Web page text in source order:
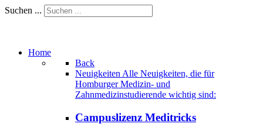
Suchen ...
Home
Back
Neuigkeiten Alle Neuigkeiten, die für
Homburger Medizin- und
Zahnmedizinstudierende wichtig sind:
Campuslizenz Meditricks